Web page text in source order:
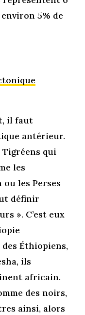
5% de
il faut
antérieur.
qui
les
les Perses
définir
». C’est eux
Éthiopiens,
ils
africain.
des noirs,
ainsi, alors